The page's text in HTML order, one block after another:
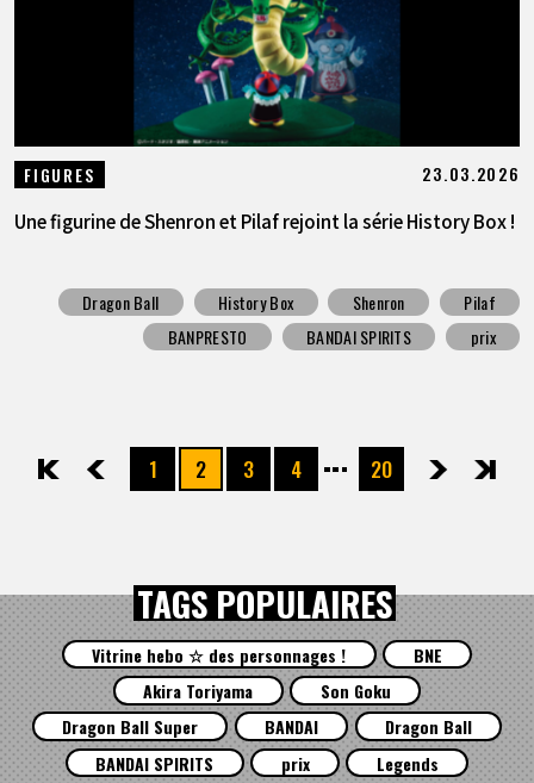
FIGURES 23.03.2026
Une figurine de Shenron et Pilaf rejoint la série History Box !
Dragon Ball History Box Shenron
Pilaf
BANPRESTO
BANDAI SPIRITS prix
先頭 前へ1 2 3 4 20次へ最後
TAGS POPULAIRES
Vitrine hebo ☆ des personnages !
BNE
Akira Toriyama
Son Goku
Dragon Ball Super
BANDAI
Dragon Ball
BANDAI SPIRITS
prix Legends